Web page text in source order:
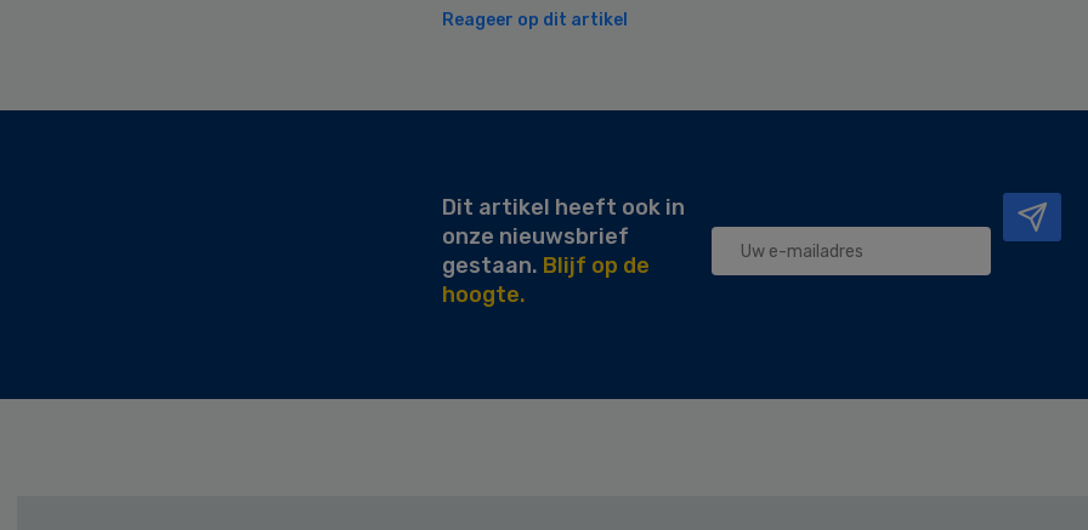
Reageer op dit artikel
Dit artikel heeft ook in
onze nieuwsbrief
gestaan. Blijf op de
hoogte.